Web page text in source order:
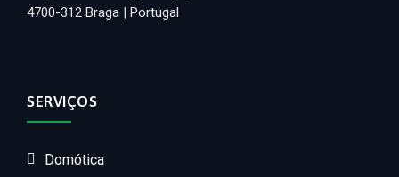
4700-312 Braga | Portugal
SERVIÇOS
Domótica